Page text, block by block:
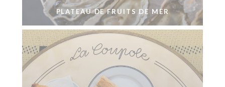
PLATEAU DE FRUITS DE MER